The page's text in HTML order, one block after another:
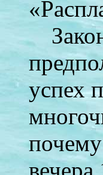
успех